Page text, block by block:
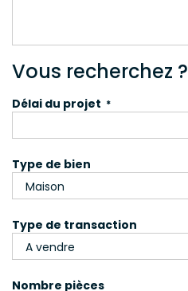
Vous recherchez ?
Délai du projet *
Type de bien
Type de transaction
Nombre pièces